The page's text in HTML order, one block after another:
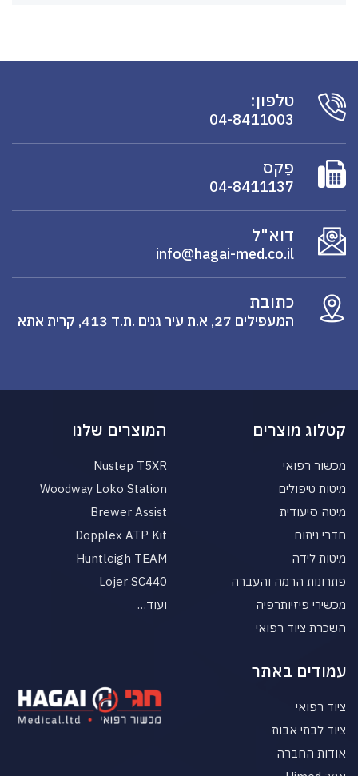
טלפון:
04-8411003
פַקס
04-8411137
דוא"ל
info@hagai-med.co.il
כתובת
המעפילים 27, א.ת עיר גנים .ת.ד 413, קרית אתא
קטלוג מוצרים
מכשור רפואי
מיטות טיפולים
מיטה סיעודית
חדרי ניתוח
מיטות לידה
פתרונות הרמה והעברה
מכשירי פיזיותרפיה
השכרת ציוד רפואי
המוצרים שלנו
Nustep T5XR
Woodway Loko Station
Brewer Assist
Dopplex ATP Kit
Huntleigh TEAM
Lojer SC440
ועוד…
עמודים באתר
ציוד רפואי
ציוד לבתי אבות
אודות החברה